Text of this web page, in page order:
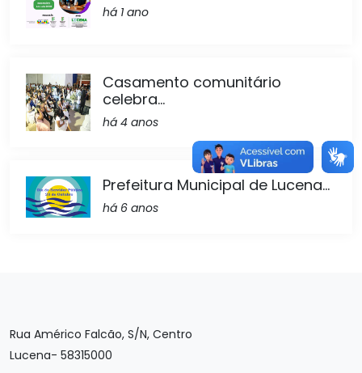
há 1 ano
Casamento comunitário
celebra...
há 4 anos
Prefeitura Municipal de Lucena...
há 6 anos
Rua Américo Falcão, S/N, Centro
Lucena- 58315000